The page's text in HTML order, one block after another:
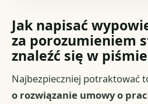
Jak napisać
za porozumieniem
znaleźć się w piśmie
Najbezpieczniej potraktować
o rozwiązanie umowy o